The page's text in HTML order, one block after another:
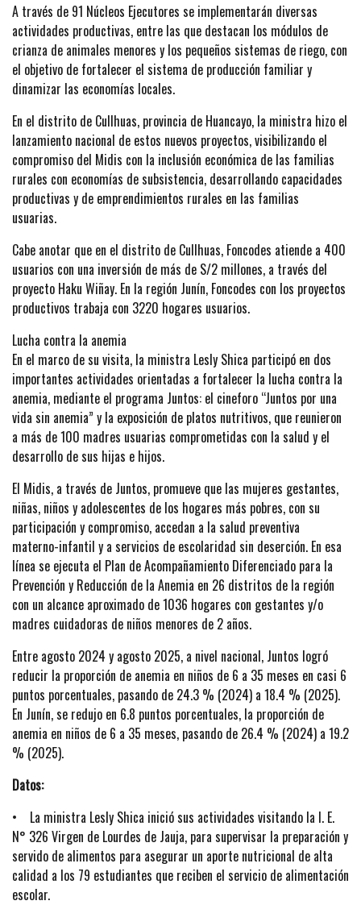
A través de 91 Núcleos Ejecutores se implementarán diversas
actividades productivas, entre las que destacan los módulos de
crianza de animales menores y los pequeños sistemas de riego, con
el objetivo de fortalecer el sistema de producción familiar y
dinamizar las economías locales.
En el distrito de Cullhuas, provincia de Huancayo, la ministra hizo el
lanzamiento nacional de estos nuevos proyectos, visibilizando el
compromiso del Midis con la inclusión económica de las familias
rurales con economías de subsistencia, desarrollando capacidades
productivas y de emprendimientos rurales en las familias
usuarias.
Cabe anotar que en el distrito de Cullhuas, Foncodes atiende a 400
usuarios con una inversión de más de S/2 millones, a través del
proyecto Haku Wiñay. En la región Junín, Foncodes con los proyectos
productivos trabaja con 3220 hogares usuarios.
Lucha contra la anemia
En el marco de su visita, la ministra Lesly Shica participó en dos
importantes actividades orientadas a fortalecer la lucha contra la
anemia, mediante el programa Juntos: el cineforo “Juntos por una
vida sin anemia” y la exposición de platos nutritivos, que reunieron
a más de 100 madres usuarias comprometidas con la salud y el
desarrollo de sus hijas e hijos.
El Midis, a través de Juntos, promueve que las mujeres gestantes,
niñas, niños y adolescentes de los hogares más pobres, con su
participación y compromiso, accedan a la salud preventiva
materno-infantil y a servicios de escolaridad sin deserción. En esa
línea se ejecuta el Plan de Acompañamiento Diferenciado para la
Prevención y Reducción de la Anemia en 26 distritos de la región
con un alcance aproximado de 1036 hogares con gestantes y/o
madres cuidadoras de niños menores de 2 años.
Entre agosto 2024 y agosto 2025, a nivel nacional, Juntos logró
reducir la proporción de anemia en niños de 6 a 35 meses en casi 6
puntos porcentuales, pasando de 24.3 % (2024) a 18.4 % (2025).
En Junín, se redujo en 6.8 puntos porcentuales, la proporción de
anemia en niños de 6 a 35 meses, pasando de 26.4 % (2024) a 19.2
% (2025).
Datos:
• La ministra Lesly Shica inició sus actividades visitando la I. E.
N° 326 Virgen de Lourdes de Jauja, para supervisar la preparación y
servido de alimentos para asegurar un aporte nutricional de alta
calidad a los 79 estudiantes que reciben el servicio de alimentación
escolar.